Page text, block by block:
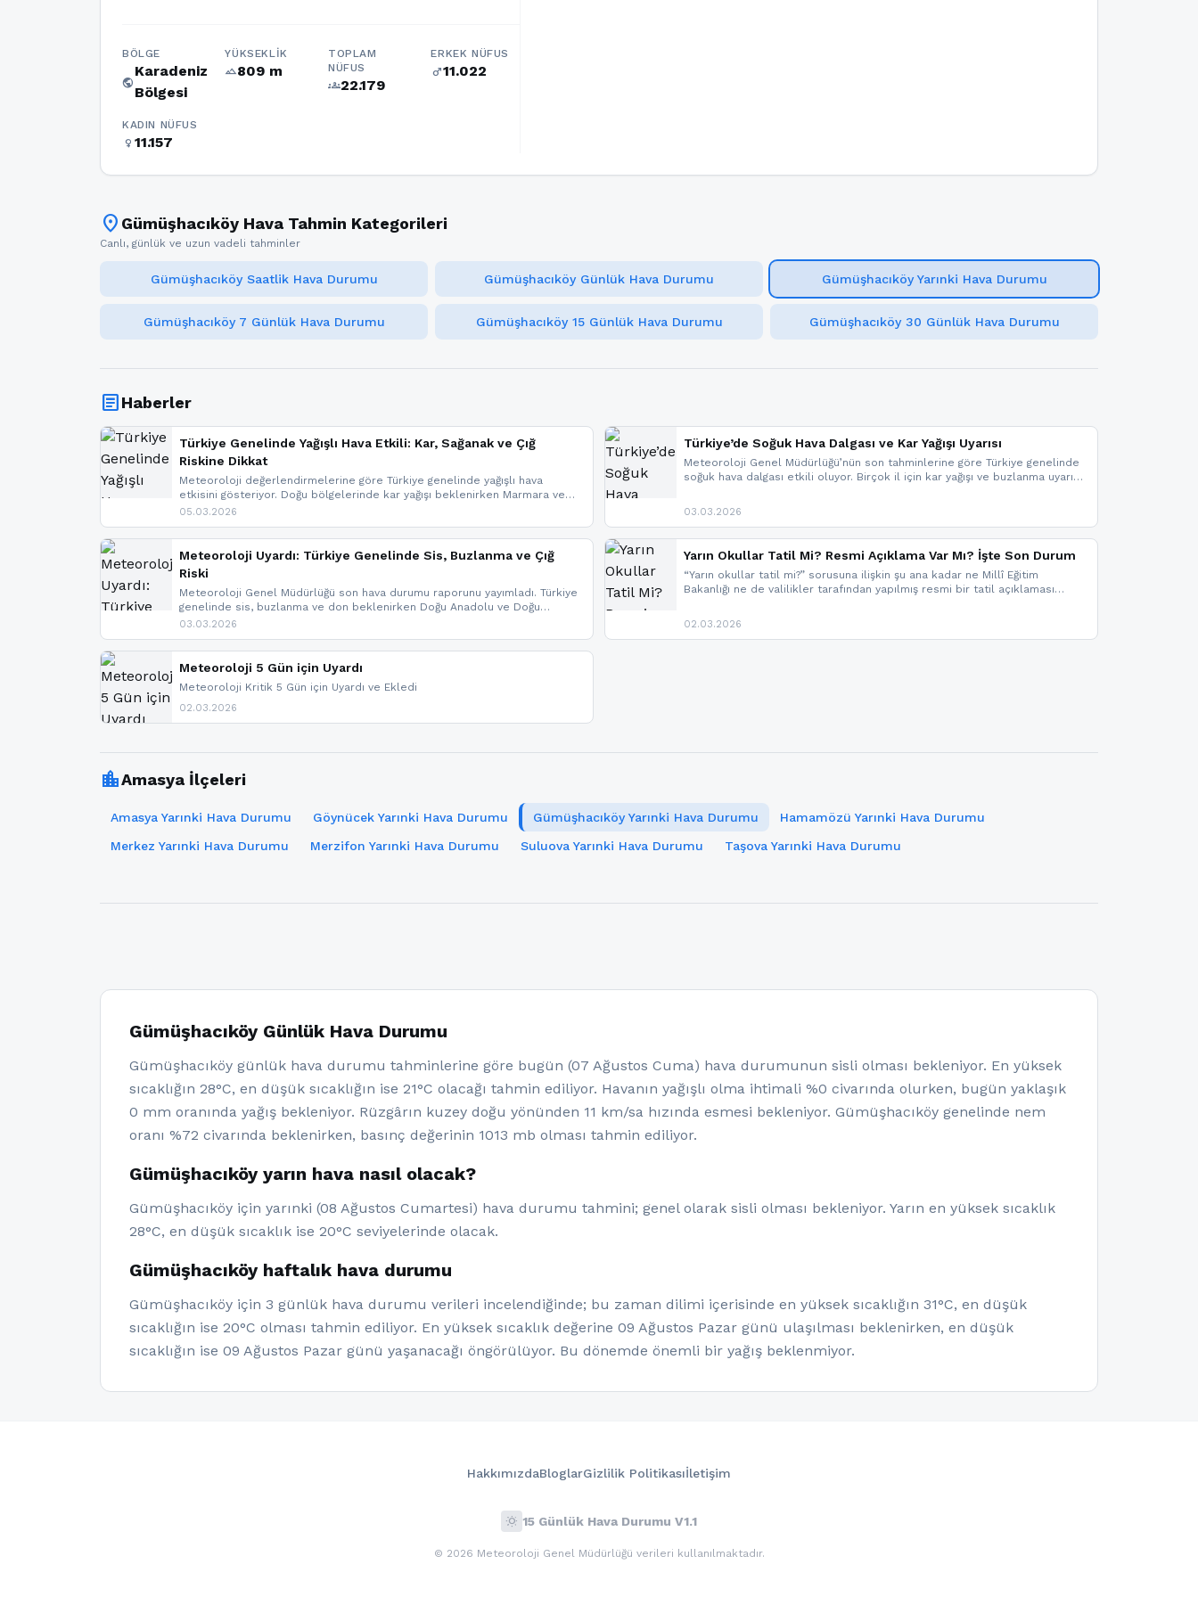
BÖLGE
public
Karadeniz
Bölgesi
YÜKSEKLIK
terrain809 m
TOPLAM
NÜFUS
groups22.179
ERKEK NÜFUS
male11.022
KADIN NÜFUS
female 11.157
location_on Gümüşhacıköy Hava Tahmin Kategorileri
Canlı, günlük ve uzun vadeli tahminler
Gümüşhacıköy Saatlik Hava Durumu Gümüşhacıköy Günlük Hava Durumu Gümüşhacıköy Yarınki Hava Durumu
Gümüşhacıköy 7 Günlük Hava Durumu Gümüşhacıköy 15 Günlük Hava Durumu Gümüşhacıköy 30 Günlük Hava Durumu
articleHaberler
Türkiye Genelinde Yağışlı Hava Etkili: Kar, Sağanak ve Çığ
Riskine Dikkat
Meteoroloji değerlendirmelerine göre Türkiye genelinde yağışlı hava
etkisini gösteriyor. Doğu bölgelerinde kar yağışı beklenirken Marmara ve
Kuzey Ege’de sağanak yağmur, yüksek kesimlerde ise çığ tehlikesi
yaşanabileceği belirtiliyor.
05.03.2026
Türkiye’de Soğuk Hava Dalgası ve Kar Yağışı Uyarısı
Meteoroloji Genel Müdürlüğü’nün son tahminlerine göre Türkiye genelinde
soğuk hava dalgası etkili oluyor. Birçok il için kar yağışı ve buzlanma uyarısı
03.03.2026
Meteoroloji Uyardı: Türkiye Genelinde Sis, Buzlanma ve Çığ
Riski
Meteoroloji Genel Müdürlüğü son hava durumu raporunu yayımladı. Türkiye
genelinde sis, buzlanma ve don beklenirken Doğu Anadolu ve Doğu
Karadeniz’in yüksek kesimlerinde çığ riski uyarısı yapıldı. İşte son dakika
03.03.2026
Yarın Okullar Tatil Mi? Resmi Açıklama Var Mı? İşte Son Durum
“Yarın okullar tatil mi?” sorusuna ilişkin şu ana kadar ne Millî Eğitim
Bakanlığı ne de valilikler tarafından yapılmış resmi bir tatil açıklaması
paylaşacağız. En hızlı şekilde haberdar olmak için sitemizi takip edebilir ve
02.03.2026
Meteoroloji 5 Gün için Uyardı
Meteoroloji Kritik 5 Gün için Uyardı ve Ekledi
02.03.2026
location_cityAmasya İlçeleri
Amasya Yarınki Hava Durumu Göynücek Yarınki Hava Durumu Gümüşhacıköy Yarınki Hava Durumu
Hamamözü Yarınki Hava Durumu
Merkez Yarınki Hava Durumu
Merzifon Yarınki Hava Durumu Suluova Yarınki Hava Durumu Taşova Yarınki Hava Durumu
Gümüşhacıköy Günlük Hava Durumu
Gümüşhacıköy günlük hava durumu tahminlerine göre bugün (07 Ağustos Cuma) hava durumunun sisli olması bekleniyor. En yüksek
sıcaklığın 28°C, en düşük sıcaklığın ise 21°C olacağı tahmin ediliyor. Havanın yağışlı olma ihtimali %0 civarında olurken, bugün yaklaşık
0 mm oranında yağış bekleniyor. Rüzgârın kuzey doğu yönünden 11 km/sa hızında esmesi bekleniyor. Gümüşhacıköy genelinde nem
oranı %72 civarında beklenirken, basınç değerinin 1013 mb olması tahmin ediliyor.
Gümüşhacıköy yarın hava nasıl olacak?
Gümüşhacıköy için yarınki (08 Ağustos Cumartesi) hava durumu tahmini; genel olarak sisli olması bekleniyor. Yarın en yüksek sıcaklık
28°C, en düşük sıcaklık ise 20°C seviyelerinde olacak.
Gümüşhacıköy haftalık hava durumu
Gümüşhacıköy için 3 günlük hava durumu verileri incelendiğinde; bu zaman dilimi içerisinde en yüksek sıcaklığın 31°C, en düşük
sıcaklığın ise 20°C olması tahmin ediliyor. En yüksek sıcaklık değerine 09 Ağustos Pazar günü ulaşılması beklenirken, en düşük
sıcaklığın ise 09 Ağustos Pazar günü yaşanacağı öngörülüyor. Bu dönemde önemli bir yağış beklenmiyor.
HakkımızdaBloglarGizlilik Politikasıİletişim
wb_sunny 15 Günlük Hava Durumu V1.1
© 2026 Meteoroloji Genel Müdürlüğü verileri kullanılmaktadır.